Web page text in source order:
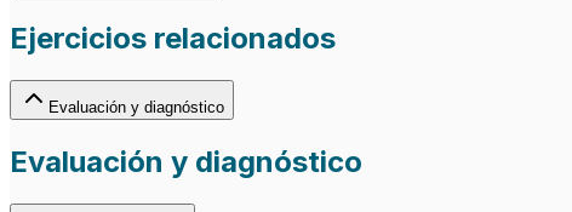
Ejercicios relacionados
Evaluación y diagnóstico
Evaluación y diagnóstico